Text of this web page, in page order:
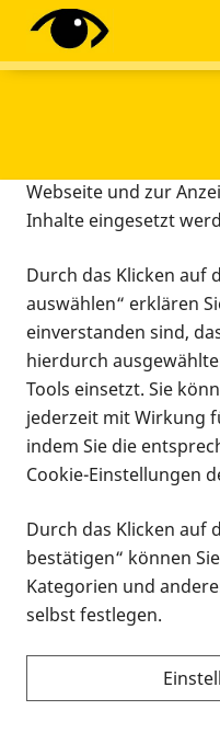
Infomaterial
Infomaterial
Vorlesen
Alle
Formaten an einem
Sie möchten wissen,
suchen und dieses
können? Schauen Sie
Diese Webseite setzt
Tracking-Tools ein.
Webseite und zur
Inhalte eingesetzt
Durch das Klicken auf
auswählen“ erklären
einverstanden sind,
hierdurch
Tools einsetzt. Sie
jederzeit mit Wirkung
indem Sie die
Cookie-Einstellungen
Durch das Klicken auf
bestätigen“ können
Kategorien und
selbst festlegen.